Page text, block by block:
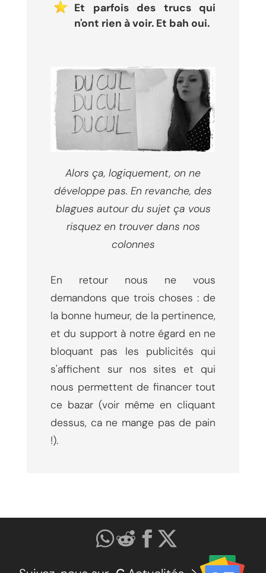
Et parfois des trucs qui
n'ont rien à voir. Et bah oui.
Alors ça, logiquement, on ne
développe pas. En revanche, des
blagues autour du sujet ça vous
risquez en trouver dans nos
colonnes
En retour nous ne vous
demandons que trois choses : de
la bonne humeur, de la pertinence,
et du support à notre égard en ne
bloquant pas les publicités qui
s'affichent sur nos sites et qui
nous permettent de financer tout
ce bazar (voir même en cliquant
dessus, ca ne mange pas de pain
!).